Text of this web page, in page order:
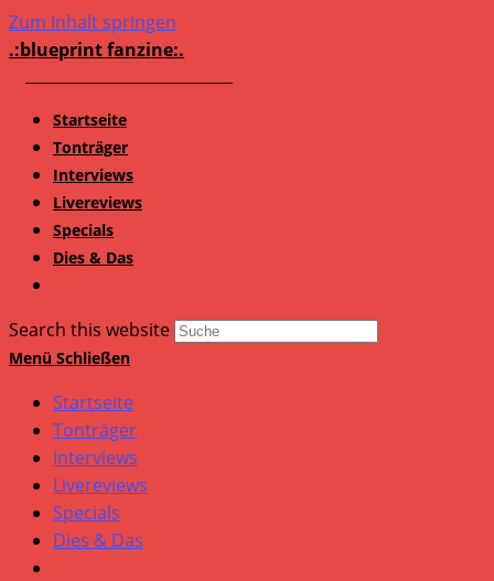
Zum Inhalt springen
.:blueprint fanzine:.
Startseite
Tonträger
Interviews
Livereviews
Specials
Dies & Das
Search this website
Menü Schließen
Startseite
Tonträger
Interviews
Livereviews
Specials
Dies & Das